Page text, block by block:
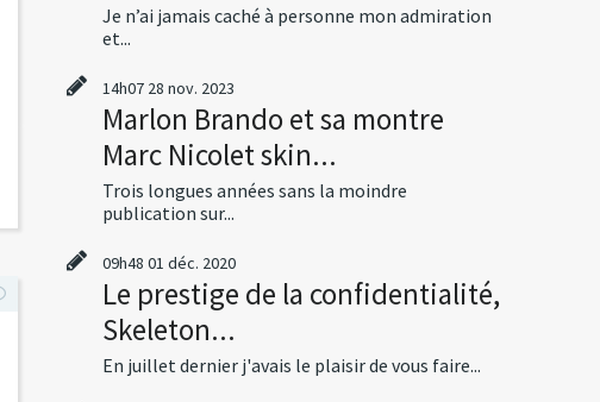
Je n’ai jamais caché à personne mon admiration
et...
14h07 28 nov. 2023
Marlon Brando et sa montre
Marc Nicolet skin...
Trois longues années sans la moindre
publication sur...
09h48 01 déc. 2020
Le prestige de la confidentialité,
Skeleton...
En juillet dernier j'avais le plaisir de vous faire...